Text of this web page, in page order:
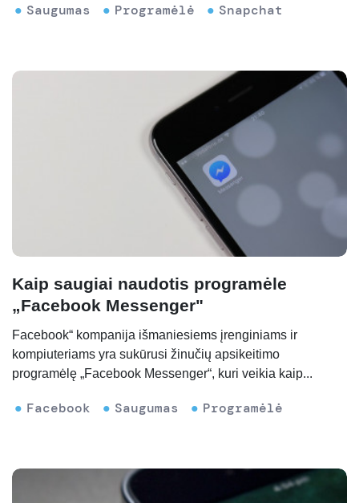
Saugumas Programėlė Snapchat
Kaip saugiai naudotis programėle
„Facebook Messenger"
Facebook“ kompanija išmaniesiems įrenginiams ir
kompiuteriams yra sukūrusi žinučių apsikeitimo
programėlę „Facebook Messenger“, kuri veikia kaip...
Facebook Saugumas Programėlė